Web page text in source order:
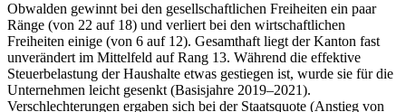
Obwalden gewinnt bei den gesellschaftlichen Freiheiten ein paar
Ränge (von 22 auf 18) und verliert bei den wirtschaftlichen
Freiheiten einige (von 6 auf 12). Gesamthaft liegt der Kanton fast
unverändert im Mittelfeld auf Rang 13. Während die effektive
Steuerbelastung der Haushalte etwas gestiegen ist, wurde sie für die
Unternehmen leicht gesenkt (Basisjahre 2019–2021).
Verschlechterungen ergaben sich bei der Staatsquote (Anstieg von